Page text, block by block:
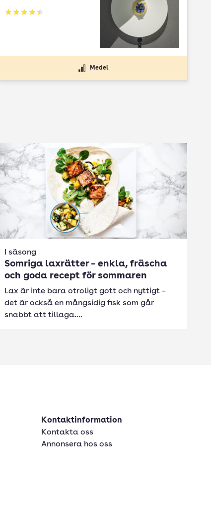
Betyg: 4.5 av 5
Medel
I säsong
Somriga laxrätter – enkla, fräscha
och goda recept för sommaren
Lax är inte bara otroligt gott och nyttigt –
det är också en mångsidig fisk som går
snabbt att tillaga....
Kontaktinformation
Kontakta oss
Annonsera hos oss